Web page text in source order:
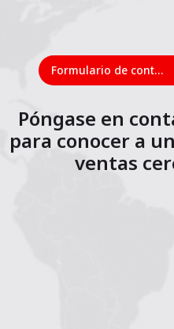
Formulario de contacto
Póngase en
para conocer a
ventas